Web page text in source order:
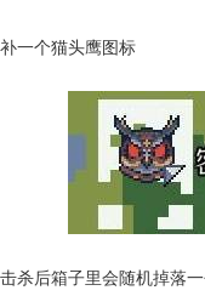
补一个猫头鹰图标
击杀后箱子里会随机掉落